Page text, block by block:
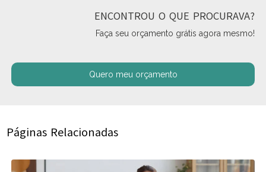
ENCONTROU O QUE PROCURAVA?
Faça seu orçamento grátis agora mesmo!
Quero meu orçamento
Páginas Relacionadas